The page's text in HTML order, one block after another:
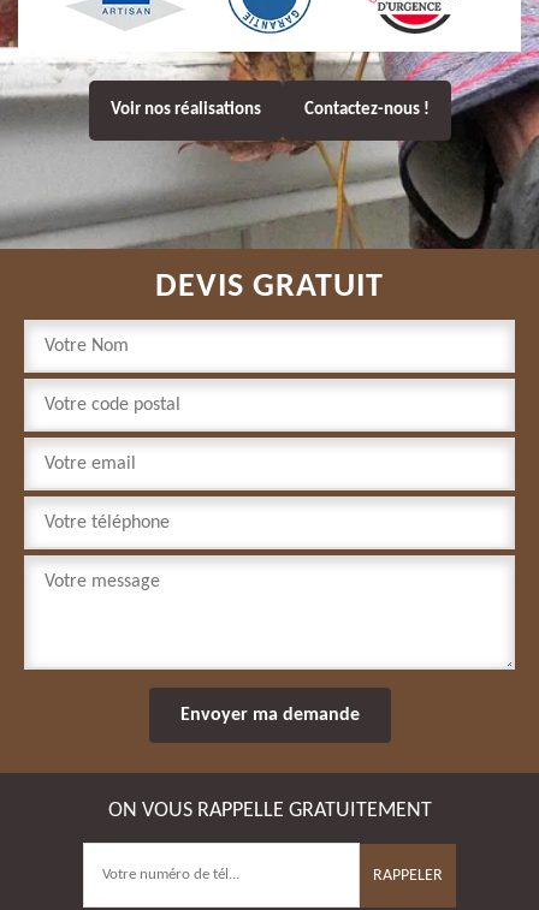
Voir nos réalisations Contactez-nous !
DEVIS GRATUIT
ON VOUS RAPPELLE GRATUITEMENT